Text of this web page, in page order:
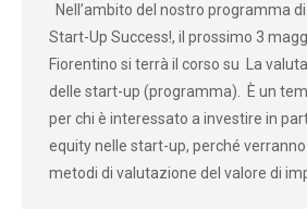
Nell’ambito del nostro programma
Start-Up Success!, il prossimo 3
Fiorentino si terrà il corso su La
delle start-up (programma). È un
per chi è interessato a investire in
equity nelle start-up, perché
metodi di valutazione del valore di